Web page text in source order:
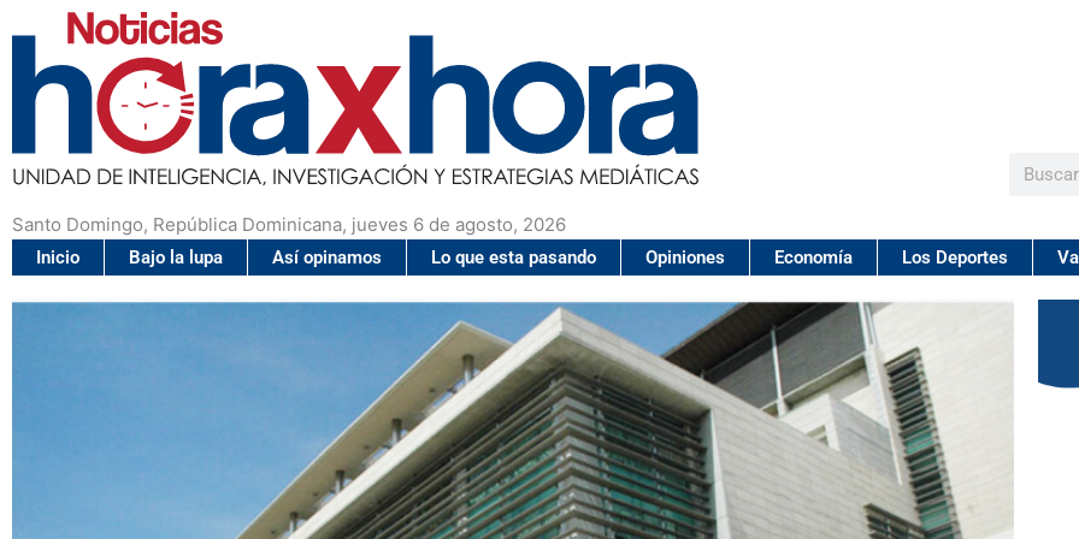
Santo Domingo, República Dominicana, jueves 6 de agosto, 2026
Buscar
Inicio Bajo la lupa Así opinamos Lo que esta pasando Opiniones Economía Los Deportes